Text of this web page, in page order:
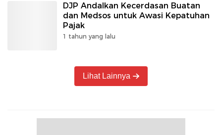
DJP Andalkan Kecerdasan Buatan
dan Medsos untuk Awasi Kepatuhan
Pajak
1 tahun yang lalu
Lihat Lainnya